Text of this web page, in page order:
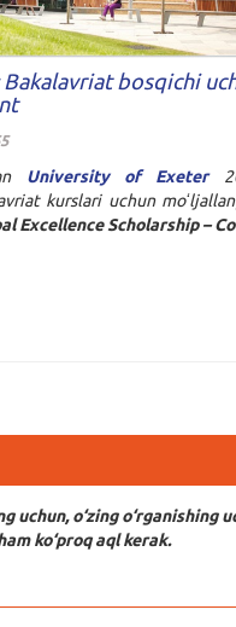
bosqichi
University of Exeter
kurslari uchun
Excellence Scholarship –
uchun, o‘zing o‘rganishing
ko‘proq aql kerak.